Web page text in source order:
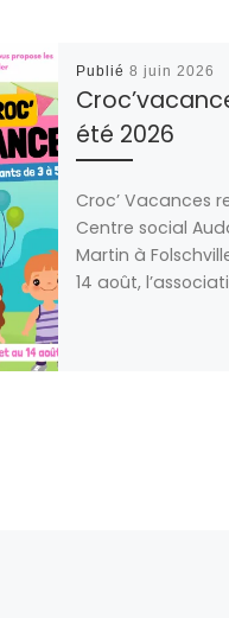
Publié 8 juin 2026
été 2026
Croc’ Vacances
Centre social
Martin à
14 août,